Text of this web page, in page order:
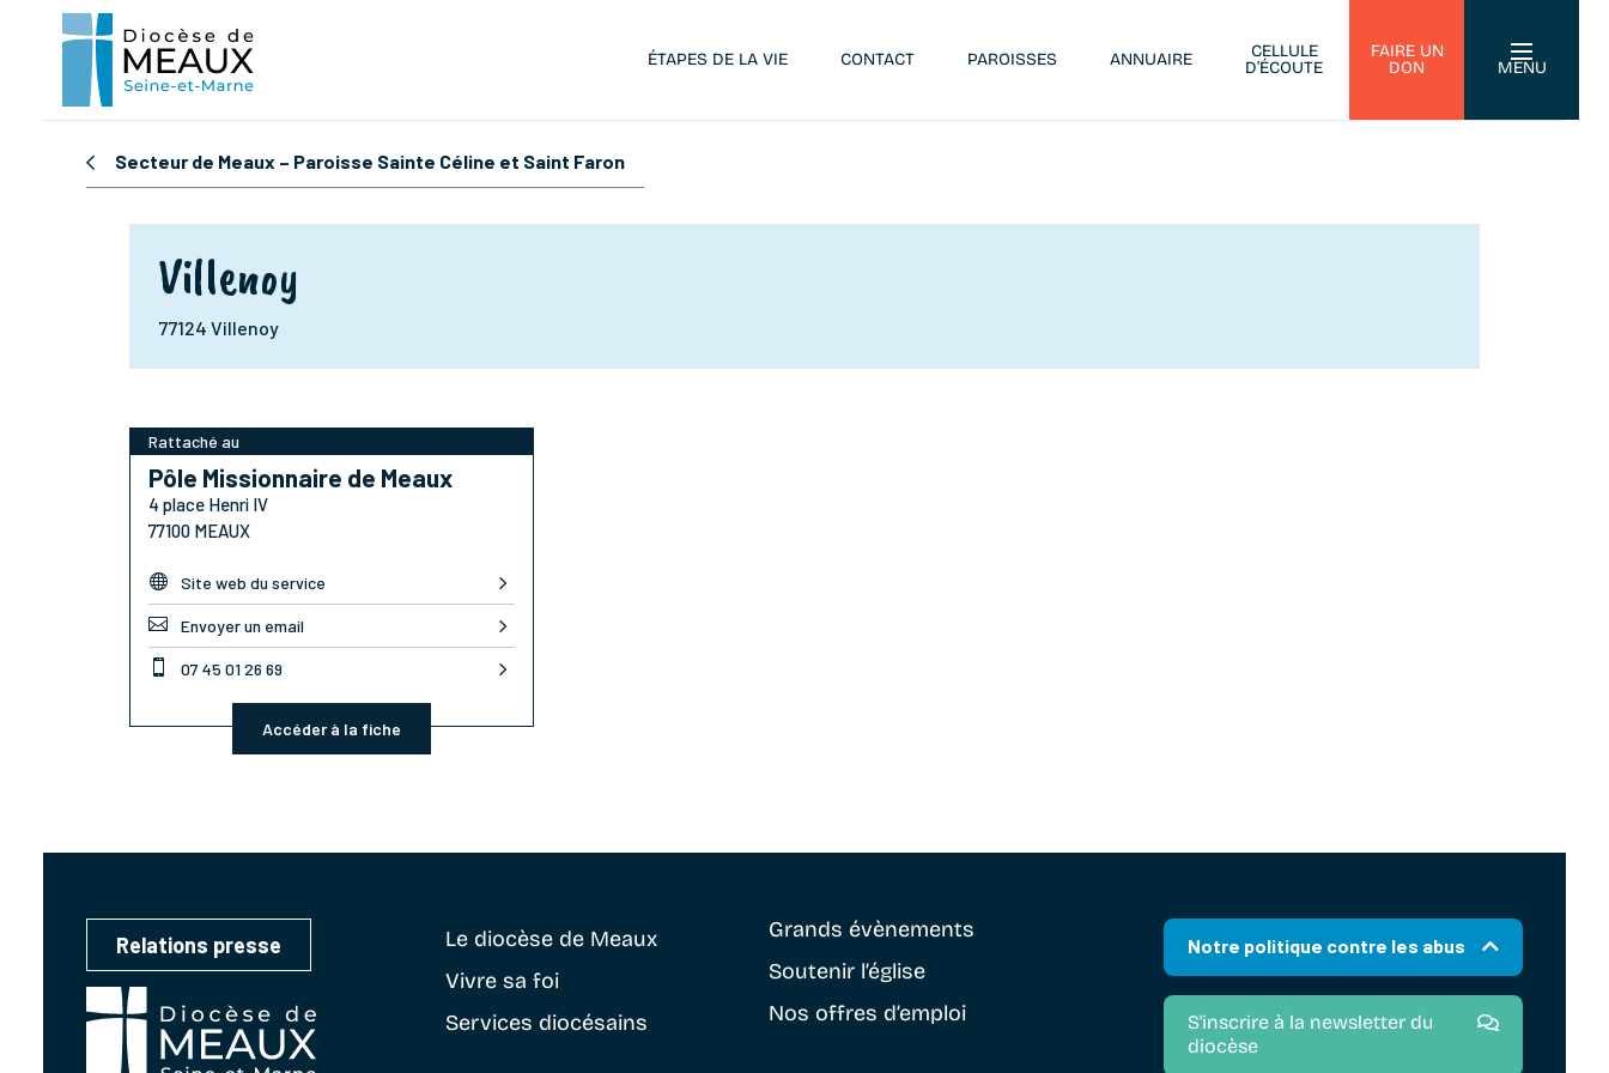
ÉTAPES DE LA VIE CONTACT PAROISSES ANNUAIRE
CELLULE
D’ÉCOUTE
FAIRE UN
DON
MENU
Secteur de Meaux – Paroisse Sainte Céline et Saint Faron
Villenoy
77124 Villenoy
Rattaché au
Pôle Missionnaire de Meaux
4 place Henri IV
77100 MEAUX
 Site web du service
 Envoyer un email
 07 45 01 26 69
Accéder à la fiche
Relations presse Le diocèse de Meaux
Vivre sa foi
Services diocésains
Grands évènements
Soutenir l’église
Nos offres d’emploi
Notre politique contre les abus
S'inscrire à la newsletter du
diocèse